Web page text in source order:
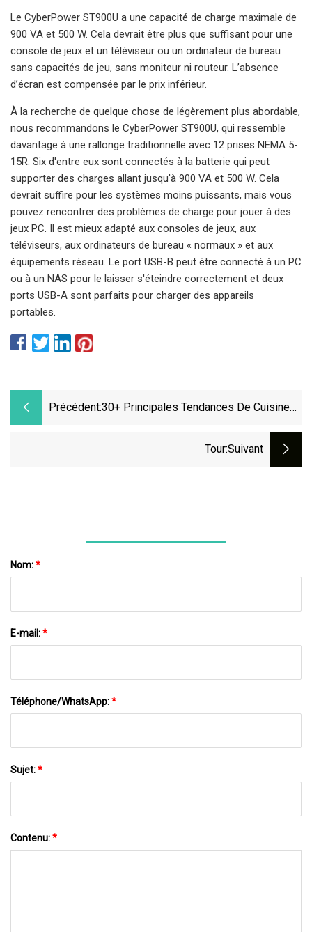
Le CyberPower ST900U a une capacité de charge maximale de
900 VA et 500 W. Cela devrait être plus que suffisant pour une
console de jeux et un téléviseur ou un ordinateur de bureau
sans capacités de jeu, sans moniteur ni routeur. L’absence
d’écran est compensée par le prix inférieur.
À la recherche de quelque chose de légèrement plus abordable,
nous recommandons le CyberPower ST900U, qui ressemble
davantage à une rallonge traditionnelle avec 12 prises NEMA 5-
15R. Six d'entre eux sont connectés à la batterie qui peut
supporter des charges allant jusqu'à 900 VA et 500 W. Cela
devrait suffire pour les systèmes moins puissants, mais vous
pouvez rencontrer des problèmes de charge pour jouer à des
jeux PC. Il est mieux adapté aux consoles de jeux, aux
téléviseurs, aux ordinateurs de bureau « normaux » et aux
équipements réseau. Le port USB-B peut être connecté à un PC
ou à un NAS pour le laisser s'éteindre correctement et deux
ports USB-A sont parfaits pour charger des appareils
portables.
Précédent:30+ Principales Tendances De Cuisine
Tour:suivant
Nom:*
E-mail:*
Téléphone/WhatsApp:*
Sujet:*
Contenu:*